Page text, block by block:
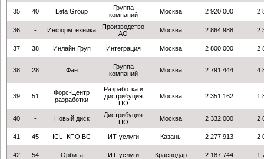
35 40 Leta Group
Группа
компаний
Москва 2 920 000 2
36 - Информтехника
Производство
АО
Москва 2 864 988 2
37 38 Инлайн Груп Интеграция Москва 2 800 000 2
38 28 Фан
Группа
компаний
Москва 2 791 444 4
39 51
Форс-Центр
разработки
Разработка и
дистрибуция
ПО
Москва 2 351 162 1
40 - Новый диск
Дистрибуция
ПО
Москва 2 332 000 2
41 45 ICL- КПО ВС ИТ-услуги Казань 2 277 913 2
42 54 Орбита ИТ-услуги Краснодар 2 187 744 1